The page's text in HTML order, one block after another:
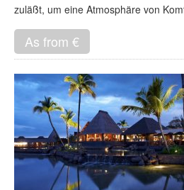
zuläßt, um eine Atmosphäre von
As from €